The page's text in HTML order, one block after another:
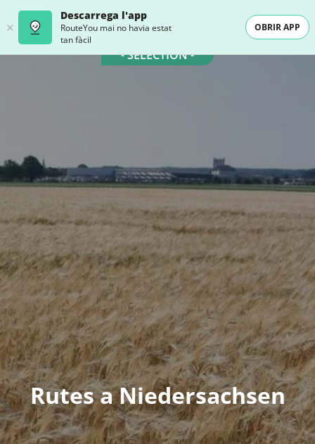
Descarrega l'app
RouteYou mai no havia estat
tan fàcil
OBRIR APP
- SELECTION -
Rutes a Niedersachsen